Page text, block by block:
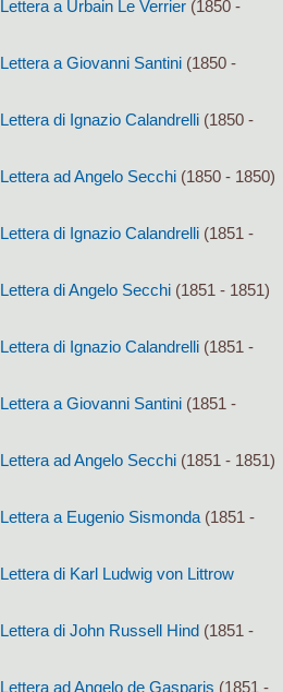
Lettera a Urbain Le Verrier (1850 -
Lettera a Giovanni Santini (1850 -
Lettera di Ignazio Calandrelli (1850 -
Lettera ad Angelo Secchi (1850 - 1850)
Lettera di Ignazio Calandrelli (1851 -
Lettera di Angelo Secchi (1851 - 1851)
Lettera di Ignazio Calandrelli (1851 -
Lettera a Giovanni Santini (1851 -
Lettera ad Angelo Secchi (1851 - 1851)
Lettera a Eugenio Sismonda (1851 -
Lettera di Karl Ludwig von Littrow
Lettera di John Russell Hind (1851 -
Lettera ad Angelo de Gasparis (1851 -